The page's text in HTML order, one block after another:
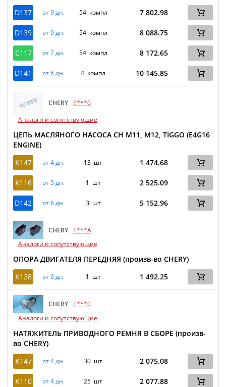
D137 от 9 дн. 54 компл 7 802.98
D139 от 9 дн. 54 компл 8 088.75
C117 от 7 дн. 54 компл 8 172.65
D141 от 6 дн. 4 компл 10 145.85
CHERY
E***0
Аналоги и сопутствующие
ЦЕПЬ МАСЛЯНОГО НАСОСА CH M11, M12, TIGGO (E4G16
ENGINE)
K147
от 4 дн. 13 шт 1 474.68
K116 от 5 дн. 1 шт 2 525.09
D142 от 6 дн. 3 шт 5 152.96
CHERY T***A
Аналоги и сопутствующие
ОПОРА ДВИГАТЕЛЯ ПЕРЕДНЯЯ (произв-во CHERY)
K128
от 6 дн. 1 шт 1 492.25
CHERY
E***0
Аналоги и сопутствующие
НАТЯЖИТЕЛЬ ПРИВОДНОГО РЕМНЯ В СБОРЕ (произв-
во CHERY)
K147
от 4 дн. 30 шт 2 075.08
K110 от 4 дн. 25 шт 2 077.88